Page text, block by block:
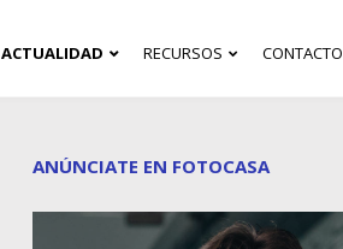
ACTUALIDAD RECURSOS CONTACTO
ANÚNCIATE EN FOTOCASA